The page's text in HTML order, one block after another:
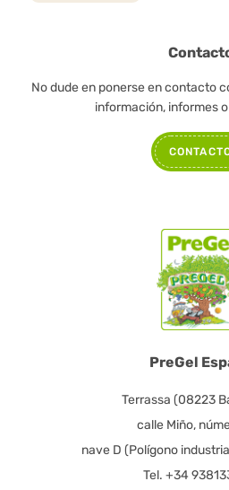
PreGel
Terrassa (08223
calle Miño,
nave D (Polígono
Tel. +34
No dude en ponerse en contacto
información, informes